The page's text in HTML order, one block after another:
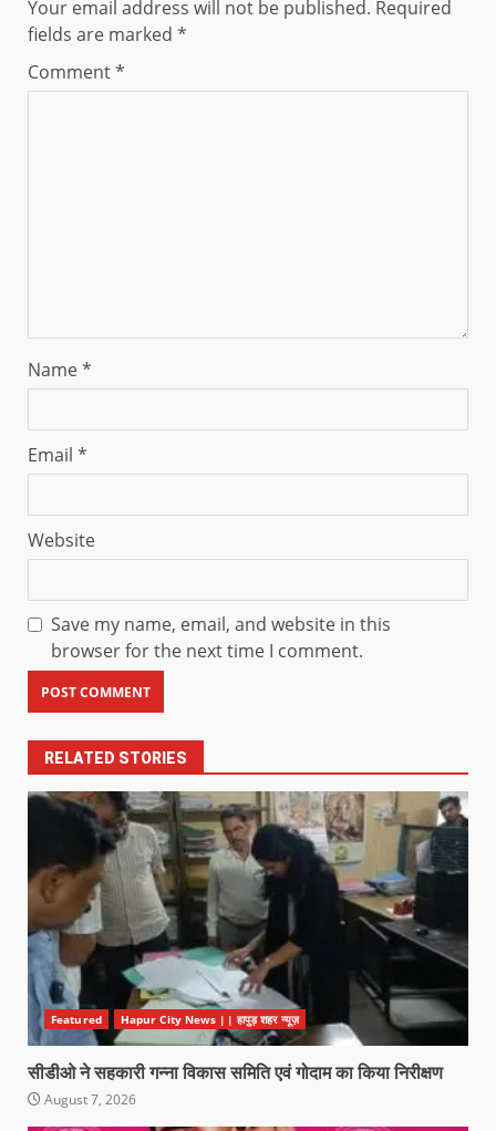
Your email address will not be published. Required
fields are marked *
Comment*
Name*
Email *
Website
Save my name, email, and website in this
browser for the next time I comment.
RELATED STORIES
Featured Hapur City News || हापुड़ शहर न्यूज़
सीडीओ ने सहकारी गन्ना विकास समिति एवं गोदाम का किया निरीक्षण
August 7, 2026